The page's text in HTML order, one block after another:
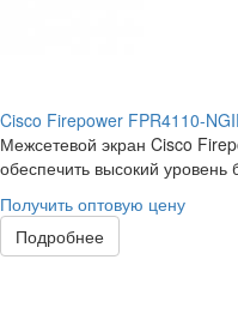
Cisco Firepower FPR4110-
Межсетевой экран Cisco
обеспечить высокий уровень
Получить оптовую цену
Подробнее